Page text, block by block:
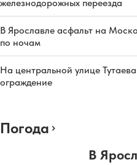
железнодорожных переезда
В Ярославле асфальт на
по ночам
На центральной улице
ограждение
Погода
В